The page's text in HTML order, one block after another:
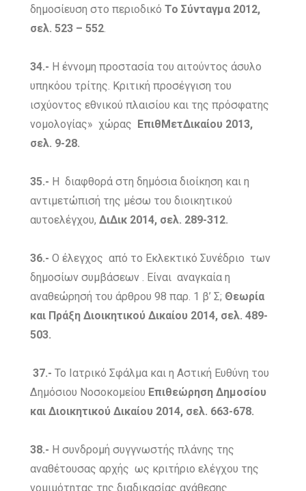
δημοσίευση στο περιοδικόΤο Σύνταγμα 2012,
σελ. 523 – 552.
34.- Η έννομη προστασία του αιτούντος άσυλο
υπηκόου τρίτης. Κριτική προσέγγιση του
ισχύοντος εθνικού πλαισίου και της πρόσφατης
νομολογίας» χώρας
ΕπιθΜετΔικαίου 2013,
σελ. 9-28.
35.- Η διαφθορά στη δημόσια διοίκηση και η
αντιμετώπισή της μέσω του διοικητικού
αυτοελέγχου,ΔιΔικ 2014, σελ. 289-312.
36.-O έλεγχος από το Εκλεκτικό Συνέδριο των
δημοσίων συμβάσεων . Είναι αναγκαία η
αναθεώρησή του άρθρου 98 παρ. 1 β’ Σ; Θεωρία
και Πράξη Διοικητικού Δικαίου 2014, σελ. 489-
503.
37.-Το Ιατρικό Σφάλμα και η Αστική Ευθύνη του
Δημόσιου Νοσοκομείου Επιθεώρηση Δημοσίου
και Διοικητικού Δικαίου 2014, σελ. 663-678.
38.- Η συνδρομή συγγνωστής πλάνης της
αναθέτουσας αρχής ως κριτήριο ελέγχου της
νομιμότητας της διαδικασίας ανάθεσης